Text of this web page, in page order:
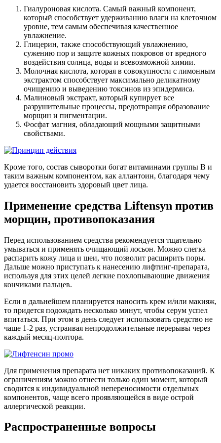
Гиалуроновая кислота. Самый важный компонент,
который способствует удерживанию влаги на клеточном
уровне, тем самым обеспечивая качественное
увлажнение.
Глицерин, также способствующий увлажнению,
сужению пор и защите кожных покровов от вредного
воздействия солнца, воды и всевозможной химии.
Молочная кислота, которая в совокупности с лимонным
экстрактом способствует максимально деликатному
очищению и выведению токсинов из эпидермиса.
Малиновый экстракт, который купирует все
разрушительные процессы, предотвращая образование
морщин и пигментации.
Фосфат магния, обладающий мощными защитными
свойствами.
Кроме того, состав сыворотки богат витаминами группы B и
таким важным компонентом, как аллантоин, благодаря чему
удается восстановить здоровый цвет лица.
Применение средства Liftensyn против
морщин, противопоказания
Перед использованием средства рекомендуется тщательно
умываться и применять очищающий лосьон. Можно слегка
распарить кожу лица и шеи, что позволит расширить поры.
Дальше можно приступать к нанесению лифтинг-препарата,
используя для этих целей легкие похлопывающие движения
кончиками пальцев.
Если в дальнейшем планируется наносить крем и/или макияж,
то придется подождать несколько минут, чтобы серум успел
впитаться. При этом в день следует использовать средство не
чаще 1-2 раз, устраивая непродолжительные перерывы через
каждый месяц-полтора.
Для применения препарата нет никаких противопоказаний. К
ограничениям можно отнести только один момент, который
сводится к индивидуальной непереносимости отдельных
компонентов, чаще всего проявляющейся в виде острой
аллергической реакции.
Распространенные вопросы